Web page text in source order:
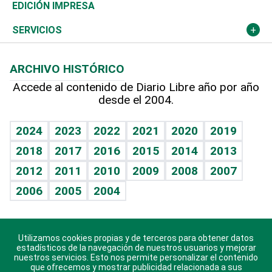
Resto del mundo
Global y variable
Economía personal
Novedades
Podcast Arte Libre
Hablando con el pediatra
Vida y familia
Eñe
Celebrando la vida
Sin complejos
En pocas palabras
Escuchando al corazón
Olimpismo
Más deportes
TBT Deportivo
Noticiero Poteleche
Columnistas
Más firmas
Martes de tecnología
Cambio climático
Deportes
Opinión
Hecho en casa
Guía del dinero
EDICIÓN IMPRESA
SERVICIOS
Cumpleaños
Horóscopos
Crucigramas
ARCHIVO HISTÓRICO
Accede al contenido de Diario Libre año por año
desde el 2004.
2024 2023 2022 2021 2020
2019
2018
2017 2016 2015 2014
2013
2012
2011 2010 2009 2008
2007
2006
2005 2004
Descarga nuestras aplicaciones para Android, iOS y
sistema Huawei.
Utilizamos cookies propias y de terceros para obtener datos
estadísticos de la navegación de nuestros usuarios y mejorar
nuestros servicios. Esto nos permite personalizar el contenido
que ofrecemos y mostrar publicidad relacionada a sus